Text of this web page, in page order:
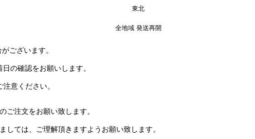
東北
全地域 発送再開
ございます。
の確認をお願いします。
意ください。
ご注文をお願い致します。
ては、ご理解頂きますようお願い致します。